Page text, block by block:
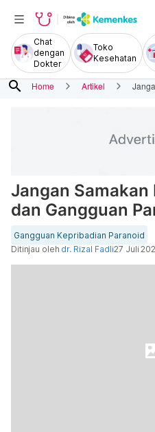
Chat
dengan
Dokter
Toko
Kesehatan
search Home Artikel
Jangan
dan Gangguan
Gangguan Kepribadian Paranoid
Ditinjau oleh dr. Rizal Fadli27 Juli